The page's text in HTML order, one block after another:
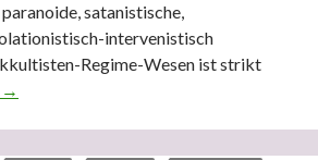
satanistische,
intervenistisch
Regime-Wesen ist strikt
diktatorische US-‚Empire‘ steht kurz
→